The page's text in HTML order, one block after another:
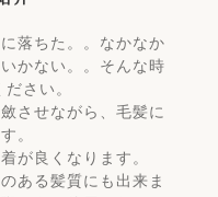
落ちた。。なかなか
かない。。そんな時
さい。
させながら、毛髪に
。
が良くなります。
ある髪質にも出来ま